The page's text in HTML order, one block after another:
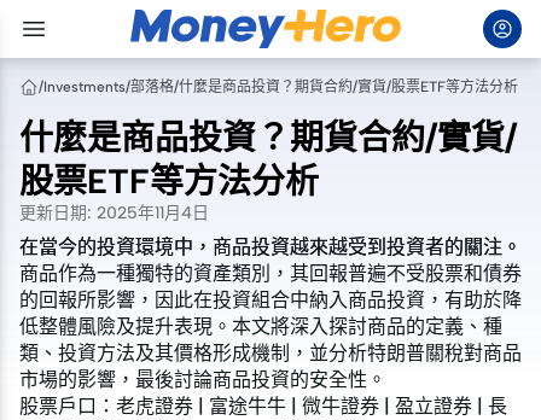
/Investments/部落格/什麼是商品投資？期貨合約/實貨/股票ETF等方法分析
什麼是商品投資？期貨合約/實貨/
股票ETF等方法分析
更新日期: 2025年11月4日
在當今的投資環境中，商品投資越來越受到投資者的關注。
商品作為一種獨特的資產類別，其回報普遍不受股票和債券
的回報所影響，因此在投資組合中納入商品投資，有助於降
低整體風險及提升表現。本文將深入探討商品的定義、種
類、投資方法及其價格形成機制，並分析特朗普關稅對商品
市場的影響，最後討論商品投資的安全性。
股票戶口： 老虎證券 | 富途牛牛 | 微牛證券 | 盈立證券 | 長
在當今的投資環境中，商品投資越來越受到投資者的關注。
商品作為一種獨特的資產類別，其回報普遍不受股票和債券
的回報所影響，因此在投資組合中納入商品投資，有助於降
低整體風險及提升表現。本文將深入探討商品的定義、種
類、投資方法及其價格形成機制，並分析特朗普關稅對商品
市場的影響，最後討論商品投資的安全性。
股票戶口： 老虎證券 | 富途牛牛 | 微牛證券 | 盈立證券 | 長